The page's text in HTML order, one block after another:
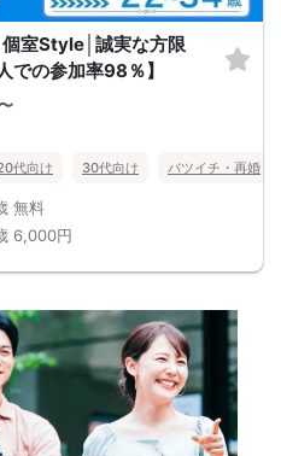
個室Style│誠実な方限
での参加率98％】
代向け 30代向け バツイチ・再婚
無料
6,000円